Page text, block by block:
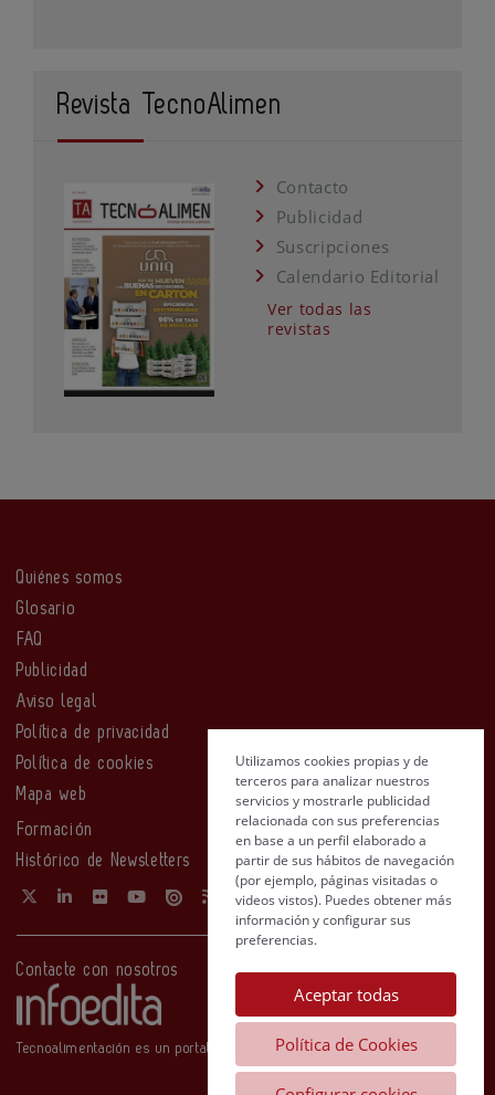
Revista TecnoAlimen
Contacto
Publicidad
Suscripciones
Calendario Editorial
Ver todas las
revistas
Quiénes somos
Glosario
FAQ
Publicidad
Aviso legal
Política de privacidad
Política de cookies
Mapa web
Formación
Histórico de Newsletters
Contacte con nosotros
Tecnoalimentación es un portal de Infoedita
Utilizamos cookies propias y de
terceros para analizar nuestros
servicios y mostrarle publicidad
relacionada con sus preferencias
en base a un perfil elaborado a
partir de sus hábitos de navegación
(por ejemplo, páginas visitadas o
videos vistos). Puedes obtener más
información y configurar sus
preferencias.
Aceptar todas
Política de Cookies